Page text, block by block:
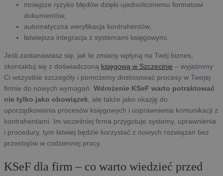
mniejsze ryzyko błędów dzięki ujednoliconemu formatowi
dokumentów,
automatyczna weryfikacja kontrahentów,
łatwiejsza integracja z systemami księgowymi.
Jeśli zastanawiasz się, jak te zmiany wpłyną na Twój biznes,
skontaktuj się z doświadczoną księgową w Szczecinie – wyjaśnimy
Ci wszystkie szczegóły i pomożemy dostosować procesy w Twojej
firmie do nowych wymagań. Wdrożenie KSeF warto potraktować
nie tylko jako obowiązek, ale także jako okazję do
uporządkowania procesów księgowych i usprawnienia komunikacji z
kontrahentami. Im wcześniej firma przygotuje systemy, uprawnienia
i procedury, tym łatwiej będzie korzystać z nowych rozwiązań bez
przestojów w codziennej pracy.
KSeF dla firm – co warto wiedzieć przed